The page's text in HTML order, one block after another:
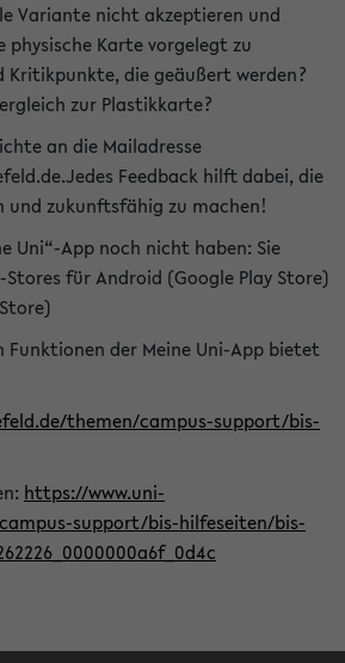
Variante nicht akzeptieren und
physische Karte vorgelegt zu
Kritikpunkte, die geäußert werden?
zur Plastikkarte?
an die Mailadresse
Feedback hilft dabei, die
und zukunftsfähig zu machen!
Uni“-App noch nicht haben: Sie
für Android (Google Play Store)
der Meine Uni-App bietet
themen/campus-support/bis-
https://www.uni-
support/bis-hilfeseiten/bis-